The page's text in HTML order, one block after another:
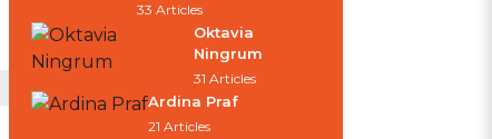
33 Articles
Oktavia
Ningrum
31 Articles
Ardina Praf
21 Articles